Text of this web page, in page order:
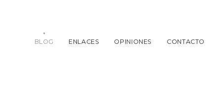
BLOG ENLACES OPINIONES CONTACTO